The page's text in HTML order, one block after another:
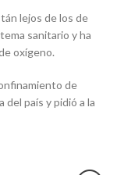
lejos de los de
sanitario y ha
oxígeno.
de
del país y pidió a la